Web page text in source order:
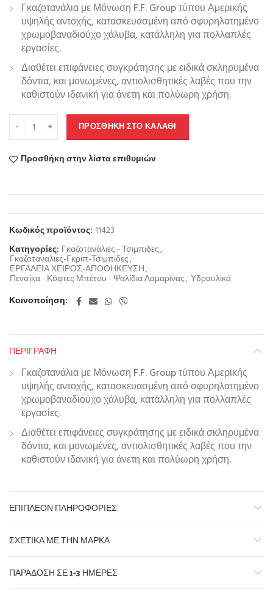
Γκαζοτανάλια με Μόνωση F.F. Group τύπου Αμερικής
υψηλής αντοχής, κατασκευασμένη από σφυρηλατημένο
χρωμοβαναδιούχο χάλυβα, κατάλληλη για πολλαπλές
εργασίες.
Διαθέτει επιφάνειες συγκράτησης με ειδικά σκληρυμένα
δόντια, και μονωμένες, αντιολισθητικές λαβές που την
καθιστούν ιδανική για άνετη και πολύωρη χρήση.
ΠΡΟΣΘΉΚΗ ΣΤΟ ΚΑΛΆΘΙ
Προσθήκη στην λίστα επιθυμιών
Κωδικός προϊόντος: 11423
Κατηγορίες: Γκαζοτανάλιες - Τσιμπιδες,
Γκαζοταναλιες-Γκριπ-Τσιμπιδες,
ΕΡΓΑΛΕΙΑ ΧΕΙΡΟΣ-ΑΠΟΘΗΚΕΥΣΗ,
Πενσίκα - Κόφτες Μπέτου - Ψαλίδια Λαμαρίνας, Υδραυλικά
Κοινοποίηση
ΠΕΡΙΓΡΑΦΉ
Γκαζοτανάλια με Μόνωση F.F. Group τύπου Αμερικής
υψηλής αντοχής, κατασκευασμένη από σφυρηλατημένο
χρωμοβαναδιούχο χάλυβα, κατάλληλη για πολλαπλές
εργασίες.
Διαθέτει επιφάνειες συγκράτησης με ειδικά σκληρυμένα
δόντια, και μονωμένες, αντιολισθητικές λαβές που την
καθιστούν ιδανική για άνετη και πολύωρη χρήση.
ΕΠΙΠΛΈΟΝ ΠΛΗΡΟΦΟΡΊΕΣ
ΣΧΕΤΙΚΆ ΜΕ ΤΗΝ ΜΆΡΚΑ
ΠΑΡΆΔΟΣΗ ΣΕ 1-3 ΗΜΈΡΕΣ